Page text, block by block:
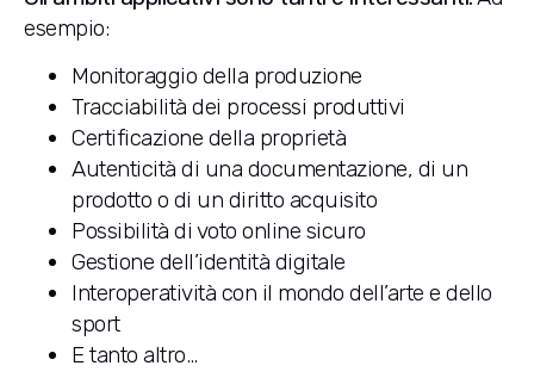
esempio:
Monitoraggio della produzione
Tracciabilità dei processi produttivi
Certificazione della proprietà
Autenticità di una documentazione, di un
prodotto o di un diritto acquisito
Possibilità di voto online sicuro
Gestione dell’identità digitale
Interoperatività con il mondo dell’arte e dello
sport
E tanto altro…